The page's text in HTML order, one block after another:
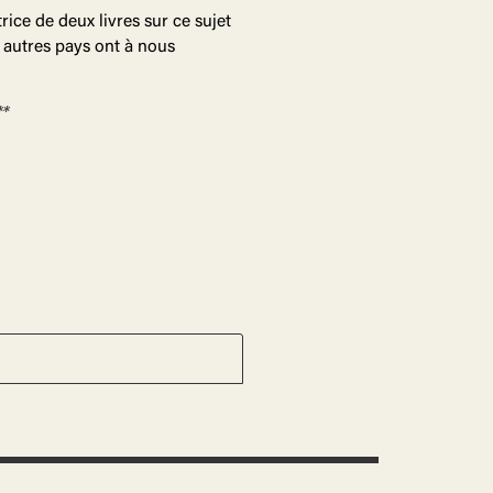
de deux livres sur ce sujet
pays ont à nous